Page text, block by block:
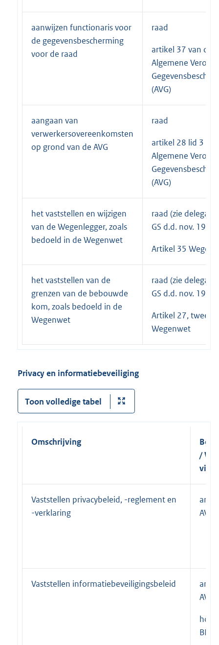
aanwijzen functionaris voor
de gegevensbescherming
voor de raad
raad
artikel 37 van de
Algemene
(AVG)
aangaan van
verwerkersovereenkomsten
op grond van de AVG
raad
artikel 28 lid 3
Algemene
(AVG)
het vaststellen en wijzigen
van de Wegenlegger, zoals
bedoeld in de Wegenwet
raad (zie
GS d.d. nov.
Artikel 35
het vaststellen van de
grenzen van de bebouwde
kom, zoals bedoeld in de
Wegenwet
raad (zie
GS d.d. nov.
Artikel 27,
Wegenwet
Privacy en informatiebeveiliging
Toon volledige tabel
Omschrijving
/
Vaststellen privacybeleid, -reglement en
-verklaring
AVG
Vaststellen informatiebeveiligingsbeleid
AVG
BIO